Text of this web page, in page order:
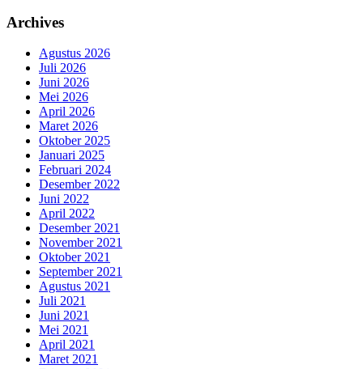
Archives
Agustus 2026
Juli 2026
Juni 2026
Mei 2026
April 2026
Maret 2026
Oktober 2025
Januari 2025
Februari 2024
Desember 2022
Juni 2022
April 2022
Desember 2021
November 2021
Oktober 2021
September 2021
Agustus 2021
Juli 2021
Juni 2021
Mei 2021
April 2021
Maret 2021